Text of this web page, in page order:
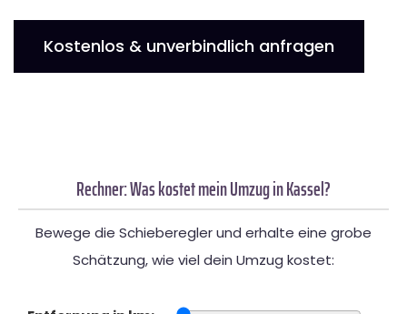
Kostenlos & unverbindlich anfragen
Rechner: Was kostet mein Umzug in Kassel?
Bewege die Schieberegler und erhalte eine grobe
Schätzung, wie viel dein Umzug kostet: